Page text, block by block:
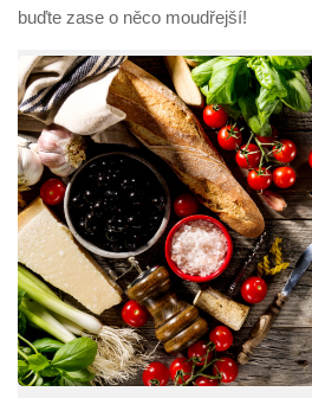
buďte zase o něco moudřejší!